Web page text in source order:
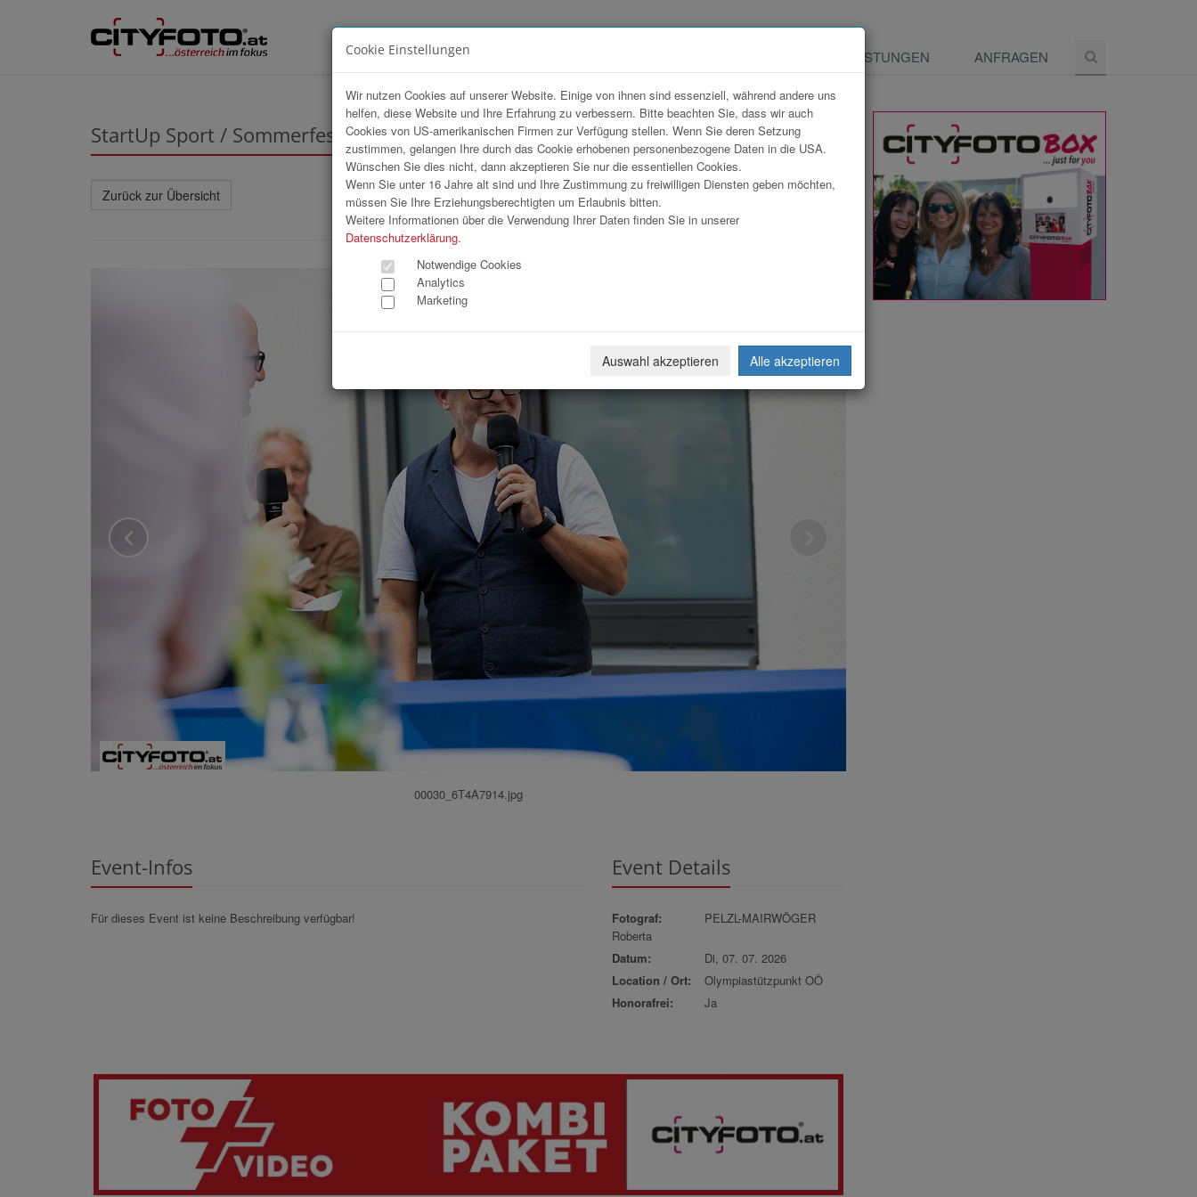
LEISTUNGEN ANFRAGEN
StartUp Sport / Sommerfest 2026
Zurück zur Übersicht Download Weiterleiten
00030_6T4A7914.jpg
Event-Infos
Für dieses Event ist keine Beschreibung verfügbar!
Event Details
Fotograf:
PELZL-MAIRWÖGER
Roberta
Datum:
Di, 07. 07. 2026
Location / Ort:
Olympiastützpunkt OÖ
Honorafrei:
Ja
Cookie Einstellungen
Wir nutzen Cookies auf unserer Website. Einige von ihnen sind essenziell, während andere uns
helfen, diese Website und Ihre Erfahrung zu verbessern. Bitte beachten Sie, dass wir auch
Cookies von US-amerikanischen Firmen zur Verfügung stellen. Wenn Sie deren Setzung
zustimmen, gelangen Ihre durch das Cookie erhobenen personenbezogene Daten in die USA.
Wünschen Sie dies nicht, dann akzeptieren Sie nur die essentiellen Cookies.
Wenn Sie unter 16 Jahre alt sind und Ihre Zustimmung zu freiwilligen Diensten geben möchten,
müssen Sie Ihre Erziehungsberechtigten um Erlaubnis bitten.
Weitere Informationen über die Verwendung Ihrer Daten finden Sie in unserer
Datenschutzerklärung.
Notwendige Cookies
Analytics
Marketing
Auswahl akzeptieren Alle akzeptieren